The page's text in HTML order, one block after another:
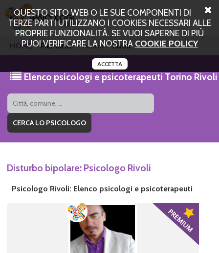
QUESTO SITO WEB O LE SUE COMPONENTI DI
TERZE PARTI UTILIZZANO I COOKIES NECESSARI ALLE
PROPRIE FUNZIONALITÀ. SE VUOI SAPERNE DI PIÙ
PUOI VERIFICARE LA NOSTRA COOKIE POLICY
ACCETTA
HOME Piemonte Torino Rivoli
Elenco psicologi e psicoterapeuti Torino Rivoli
Disturbo bipolare: Psicologo Rivoli
Psicologo Rivoli: Elenco psicologi e psicoterapeuti